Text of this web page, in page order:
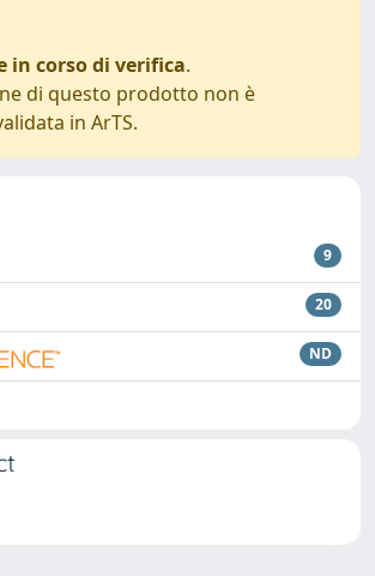
in corso di verifica.
di questo prodotto non è
in ArTS.
9
20
ND